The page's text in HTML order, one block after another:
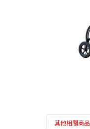
其他相關商品